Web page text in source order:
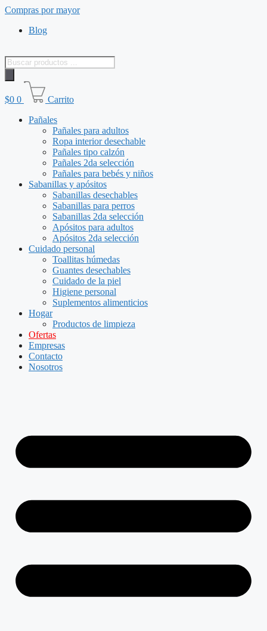
Saltar
contenido
Compras por mayor
Blog
Búsqueda
de
productos
$0 0
Carrito
Pañales
Pañales para adultos
Ropa interior desechable
Pañales tipo calzón
Pañales 2da selección
Pañales para bebés y niños
Sabanillas y apósitos
Sabanillas desechables
Sabanillas para perros
Sabanillas 2da selección
Apósitos para adultos
Apósitos 2da selección
Cuidado personal
Toallitas húmedas
Guantes desechables
Cuidado de la piel
Higiene personal
Suplementos alimenticios
Hogar
Productos de limpieza
Ofertas
Empresas
Contacto
Nosotros